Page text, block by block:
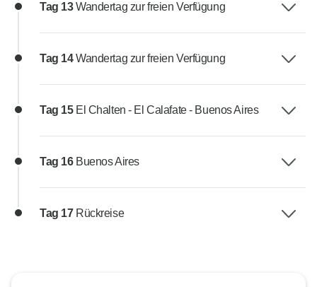
Tag 13Wandertag zur freien Verfügung
Tag 14Wandertag zur freien Verfügung
Tag 15 El Chalten - El Calafate - Buenos Aires
Tag 16 Buenos Aires
Tag 17 Rückreise